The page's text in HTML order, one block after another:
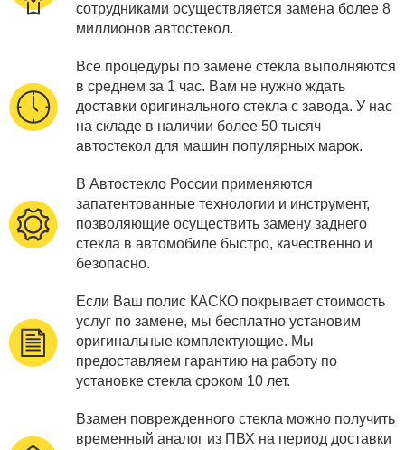
сотрудниками осуществляется замена более 8
миллионов автостекол.
Все процедуры по замене стекла выполняются
в среднем за 1 час. Вам не нужно ждать
доставки оригинального стекла с завода. У нас
на складе в наличии более 50 тысяч
автостекол для машин популярных марок.
В Автостекло России применяются
запатентованные технологии и инструмент,
позволяющие осуществить замену заднего
стекла в автомобиле быстро, качественно и
безопасно.
Если Ваш полис КАСКО покрывает стоимость
услуг по замене, мы бесплатно установим
оригинальные комплектующие. Мы
предоставляем гарантию на работу по
установке стекла сроком 10 лет.
Взамен поврежденного стекла можно получить
временный аналог из ПВХ на период доставки